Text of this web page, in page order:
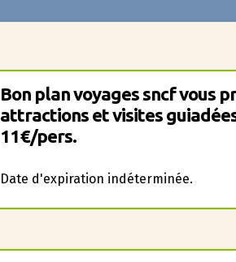
Bon plan voyages sncf vous
attractions et visites
11€/pers.
Date d'expiration indéterminée.